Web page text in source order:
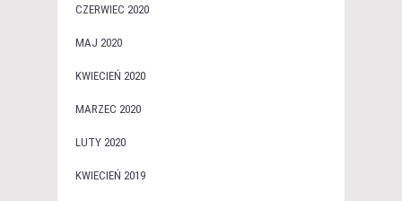
CZERWIEC 2020
MAJ 2020
KWIECIEŃ 2020
MARZEC 2020
LUTY 2020
KWIECIEŃ 2019